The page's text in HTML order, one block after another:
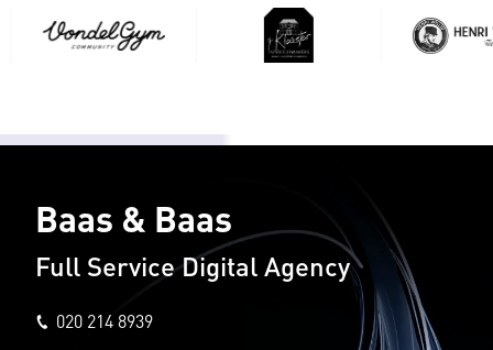
Baas & Baas
Full Service Digital Agency
020 214 8939